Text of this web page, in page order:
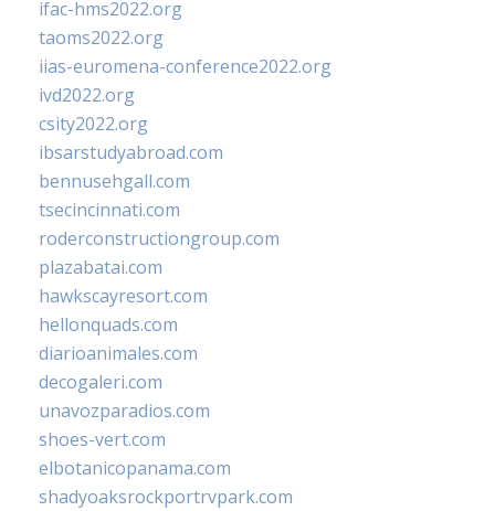
ifac-hms2022.org
taoms2022.org
iias-euromena-conference2022.org
ivd2022.org
csity2022.org
ibsarstudyabroad.com
bennusehgall.com
tsecincinnati.com
roderconstructiongroup.com
plazabatai.com
hawkscayresort.com
hellonquads.com
diarioanimales.com
decogaleri.com
unavozparadios.com
shoes-vert.com
elbotanicopanama.com
shadyoaksrockportrvpark.com